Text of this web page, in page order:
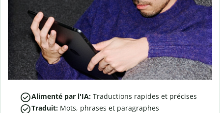
Alimenté par l'IA: Traductions rapides et précises
Traduit: Mots, phrases et paragraphes